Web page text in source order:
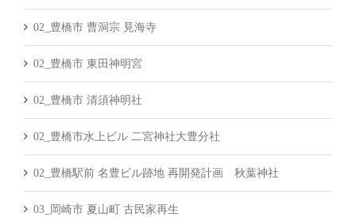
02_豊橋市 曹洞宗 見海寺
02_豊橋市 東田神明宮
02_豊橋市 清須神明社
02_豊橋市水上ビル 二宮神社大豊分社
02_豊橋駅前 名豊ビル跡地 再開発計画 秋葉神社
03_岡崎市 夏山町 古民家再生